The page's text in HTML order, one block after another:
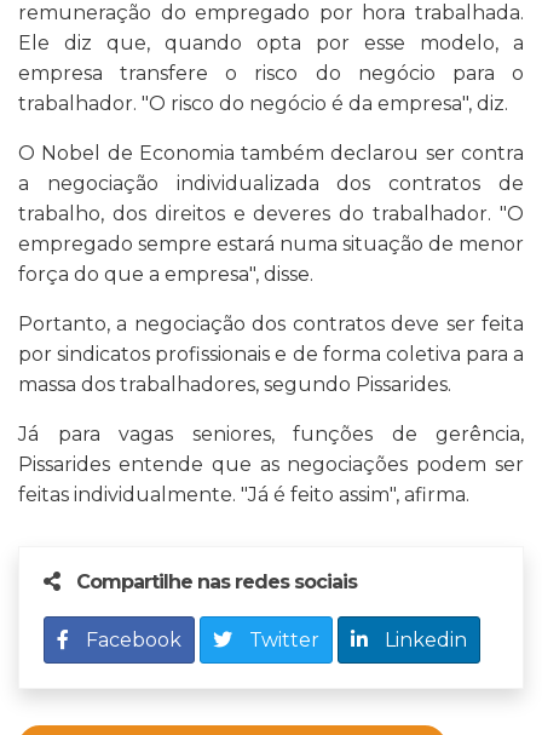
remuneração do empregado por hora trabalhada.
Ele diz que, quando opta por esse modelo, a
empresa transfere o risco do negócio para o
trabalhador. "O risco do negócio é da empresa", diz.
O Nobel de Economia também declarou ser contra
a negociação individualizada dos contratos de
trabalho, dos direitos e deveres do trabalhador. "O
empregado sempre estará numa situação de menor
força do que a empresa", disse.
Portanto, a negociação dos contratos deve ser feita
por sindicatos profissionais e de forma coletiva para a
massa dos trabalhadores, segundo Pissarides.
Já para vagas seniores, funções de gerência,
Pissarides entende que as negociações podem ser
feitas individualmente. "Já é feito assim", afirma.
Compartilhe nas redes sociais
Facebook Twitter Linkedin